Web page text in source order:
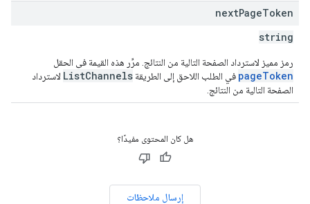
nextPageToken
string
رمز مميز لاسترداد الصفحة التالية من النتائج. مرِّر هذه القيمة في الحقل
pageToken في الطلب اللاحق إلى الطريقة ListChannels لاسترداد
الصفحة التالية من النتائج.
هل كان المحتوى مفيدًا؟
إرسال ملاحظات